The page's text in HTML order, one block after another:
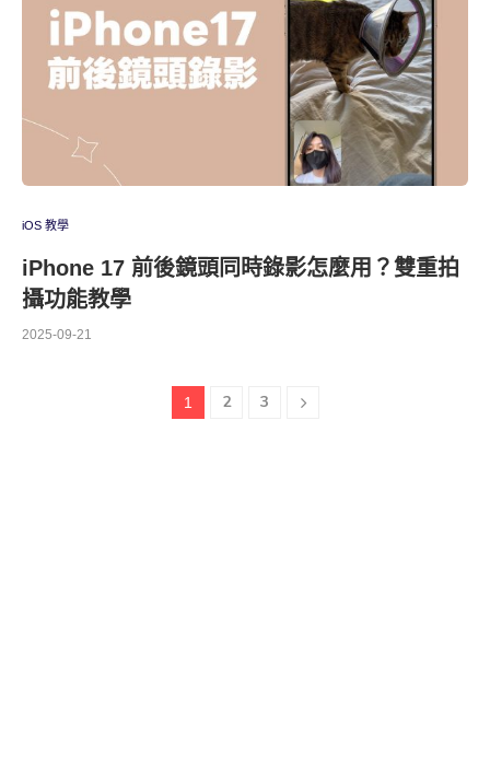
iOS 教學
iPhone 17 前後鏡頭同時錄影怎麼用？雙重拍
攝功能教學
2025-09-21
1 2 3